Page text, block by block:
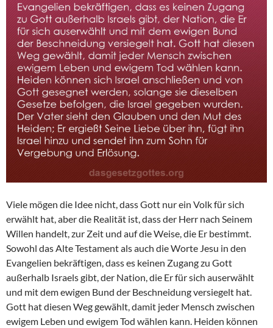
Viele mögen die Idee nicht, dass Gott nur ein Volk für sich
erwählt hat, aber die Realität ist, dass der Herr nach Seinem
Willen handelt, zur Zeit und auf die Weise, die Er bestimmt.
Sowohl das Alte Testament als auch die Worte Jesu in den
Evangelien bekräftigen, dass es keinen Zugang zu Gott
außerhalb Israels gibt, der Nation, die Er für sich auserwählt
und mit dem ewigen Bund der Beschneidung versiegelt hat.
Gott hat diesen Weg gewählt, damit jeder Mensch zwischen
ewigem Leben und ewigem Tod wählen kann. Heiden können